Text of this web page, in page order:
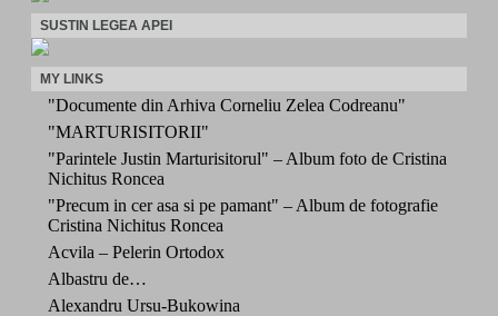
SUSTIN LEGEA APEI
MY LINKS
"Documente din Arhiva Corneliu Zelea Codreanu"
"MARTURISITORII"
"Parintele Justin Marturisitorul" – Album foto de Cristina
Nichitus Roncea
"Precum in cer asa si pe pamant" – Album de fotografie
Cristina Nichitus Roncea
Acvila – Pelerin Ortodox
Albastru de…
Alexandru Ursu-Bukowina